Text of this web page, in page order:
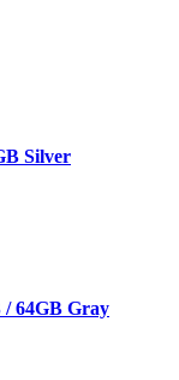
Silver
/ 64GB Gray